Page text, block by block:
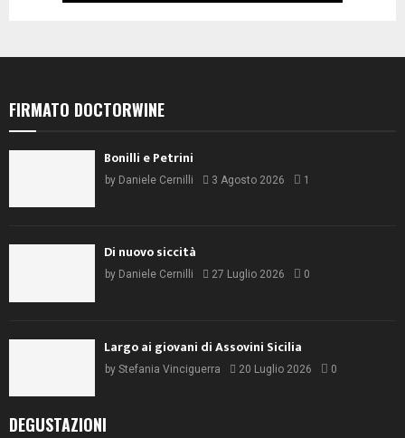
FIRMATO DOCTORWINE
Bonilli e Petrini
by Daniele Cernilli 3 Agosto 2026 1
Di nuovo siccità
by Daniele Cernilli 27 Luglio 2026 0
Largo ai giovani di Assovini Sicilia
by Stefania Vinciguerra 20 Luglio 2026 0
DEGUSTAZIONI